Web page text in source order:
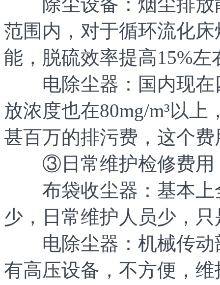
除尘设备：烟尘排放
范围内，对于循环流化
能，脱硫效率提高15%
电除尘器：国内现在
放浓度也在80mg/m³以
甚百万的排污费，这个
③日常维护检修费用
布袋收尘器：基本上
少，日常维护人员少，
电除尘器：机械传动
有高压设备，不方便，